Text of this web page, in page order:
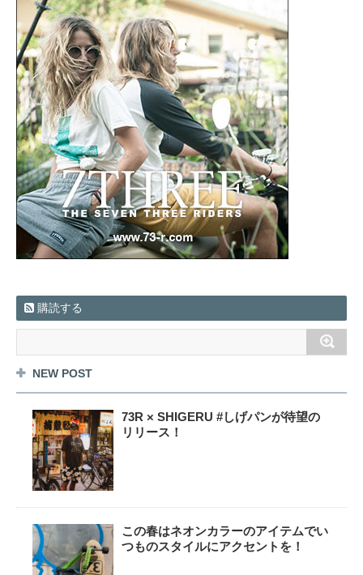
購読する
NEW POST
73R × SHIGERU #しげパンが待望の
リリース！
この春はネオンカラーのアイテムでい
つものスタイルにアクセントを！